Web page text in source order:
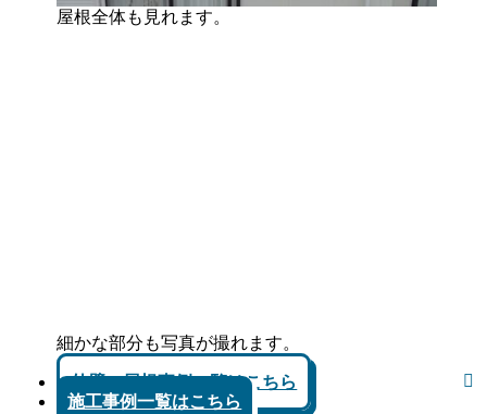
屋根全体も見れます。
細かな部分も写真が撮れます。
外壁、屋根事例一覧はこちら
施工事例一覧はこちら